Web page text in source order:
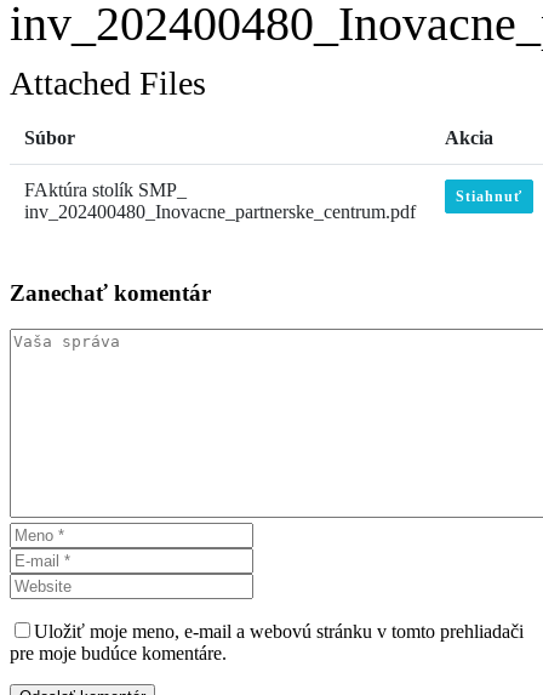
Attached Files
Súbor Akcia
FAktúra stolík SMP_
inv_202400480_Inovacne_partnerske_centrum.pdf
Stiahnuť
Zanechať komentár
Uložiť moje meno, e-mail a webovú stránku v tomto prehliadači
pre moje budúce komentáre.